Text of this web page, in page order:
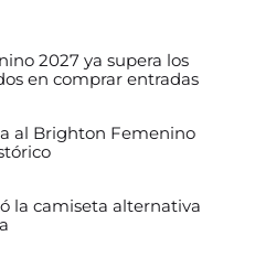
2027 ya supera los
en comprar entradas
al Brighton Femenino
la camiseta alternativa